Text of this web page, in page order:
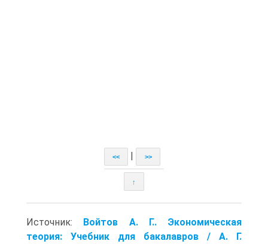
<< >>
↑
Источник: Войтов А. Г.. Экономическая
теория: Учебник для бакалавров / А. Г.